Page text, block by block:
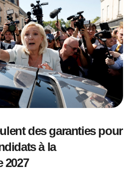
des garanties pour
à la
2027